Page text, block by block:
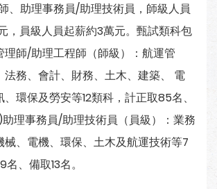
、助理事務員/助理技術員，師級人員
，員級人員起薪約3萬元。甄試類科包
理師/助理工程師（師級）：航運管
法務、會計、財務、土木、建築、 電
環保及勞安等12類科，計正取85名、
助理事務員/助理技術員（員級）：業務
械、電機、環保、土木及航運技術等7
、備取13名。